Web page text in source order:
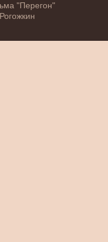
"Перегон"